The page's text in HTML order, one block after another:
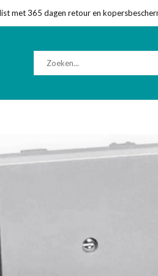
met 365 dagen retour en